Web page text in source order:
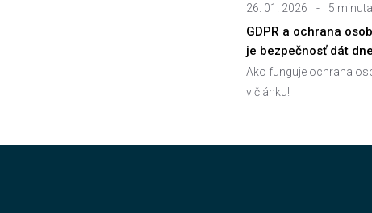
26. 01. 2026 - 5
GDPR a ochrana
je bezpečnosť dát
Ako funguje ochrana
v článku!